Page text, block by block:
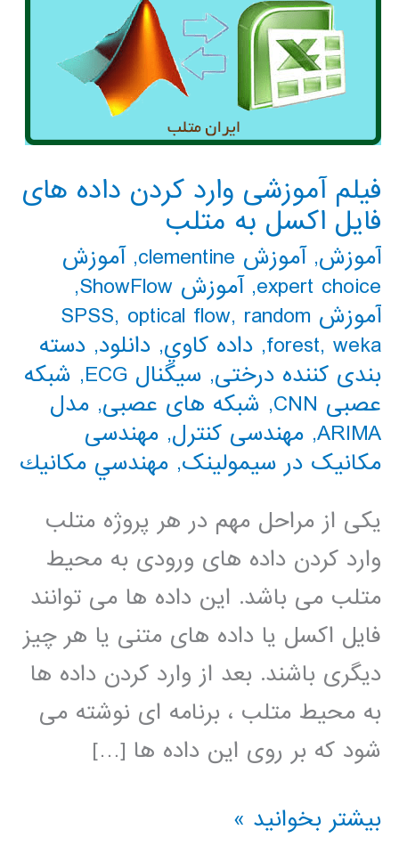
فیلم آموزشی وارد کردن داده های
فایل اکسل به متلب
آموزش,آموزش clementine ,آموزش
expert choice
,آموزش ShowFlow
,
آموزش SPSS
, optical flow, random
forest, weka
, داده كاوي, دانلود, دسته
بندی کننده درختی, سیگنال ECG , شبکه
عصبی CNN
, شبکه های عصبی, مدل
ARIMA
, مهندسی کنترل, مهندسی
مکانیک در سیمولینک, مهندسي مكانيك
یکی از مراحل مهم در هر پروژه متلب
وارد کردن داده های ورودی به محیط
متلب می باشد. این داده ها می توانند
فایل اکسل یا داده های متنی یا هر چیز
دیگری باشند. بعد از وارد کردن داده ها
به محیط متلب ، برنامه ای نوشته می
شود که بر روی این داده ها […]
فیلم
بیشتر بخوانید »